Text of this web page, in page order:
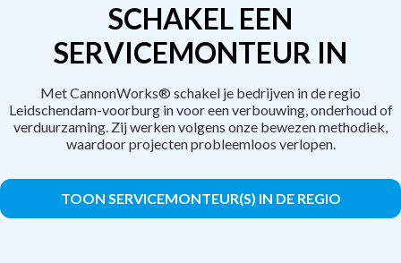
SCHAKEL EEN
SERVICEMONTEUR IN
Met CannonWorks® schakel je bedrijven in de regio
Leidschendam-voorburg in voor een verbouwing, onderhoud of
verduurzaming. Zij werken volgens onze bewezen methodiek,
waardoor projecten probleemloos verlopen.
TOON SERVICEMONTEUR(S) IN DE REGIO